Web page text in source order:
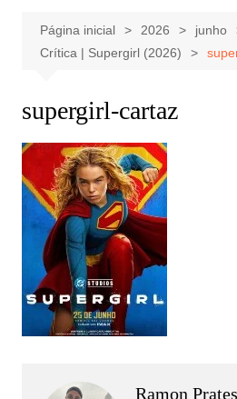
Página inicial 2026
junho
Crítica | Supergirl (2026)
supergirl-cartaz
Ramon Prates